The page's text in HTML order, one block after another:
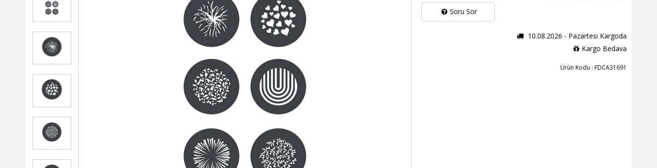
Soru Sor
10.08.2026 - Pazartesi Kargoda
Kargo Bedava
Ürün Kodu : FDCA31691